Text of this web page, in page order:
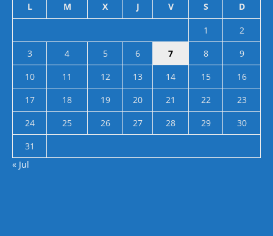
L M X J V S D
1
2
3
4 5 6 7 8
9
10
11 12 13 14 15
16
17
18 19 20 21 22
23
24
25 26 27 28 29
30
31
« Jul